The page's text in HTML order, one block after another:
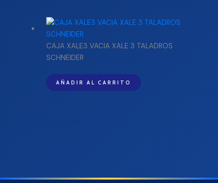
CAJA XALE3 VACIA XALE 3 TALADROS
SCHNEIDER
AÑADIR AL CARRITO